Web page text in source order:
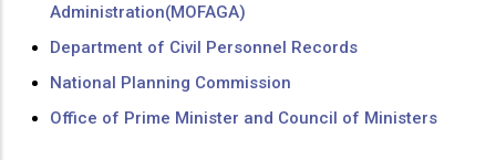
Administration(MOFAGA)
Department of Civil Personnel Records
National Planning Commission
Office of Prime Minister and Council of Ministers